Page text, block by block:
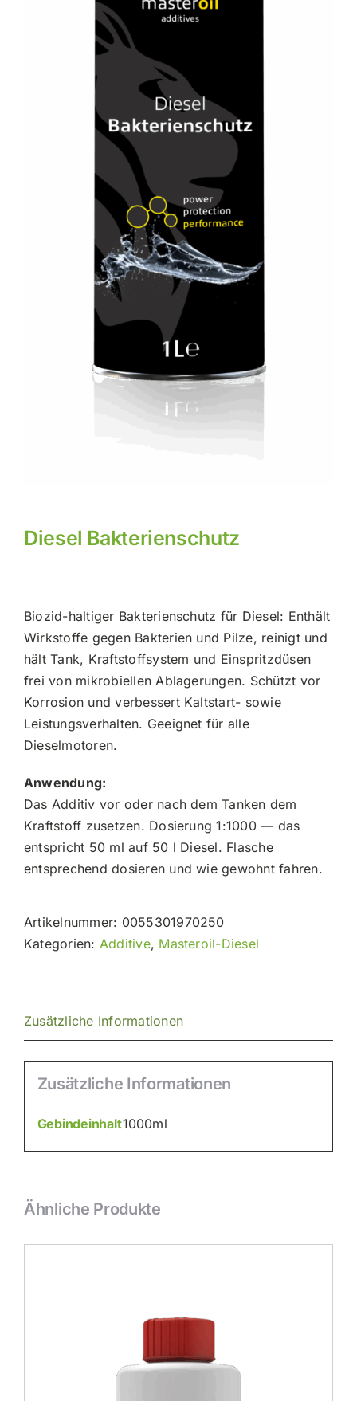
Diesel Bakterienschutz
Biozid-haltiger Bakterienschutz für Diesel: Enthält
Wirkstoffe gegen Bakterien und Pilze, reinigt und
hält Tank, Kraftstoffsystem und Einspritzdüsen
frei von mikrobiellen Ablagerungen. Schützt vor
Korrosion und verbessert Kaltstart- sowie
Leistungsverhalten. Geeignet für alle
Dieselmotoren.
Anwendung:
Das Additiv vor oder nach dem Tanken dem
Kraftstoff zusetzen. Dosierung 1:1000 — das
entspricht 50 ml auf 50 l Diesel. Flasche
entsprechend dosieren und wie gewohnt fahren.
Artikelnummer: 0055301970250
Kategorien: Additive, Masteroil-Diesel
Zusätzliche Informationen
Zusätzliche Informationen
Gebindeinhalt1000ml
Ähnliche Produkte